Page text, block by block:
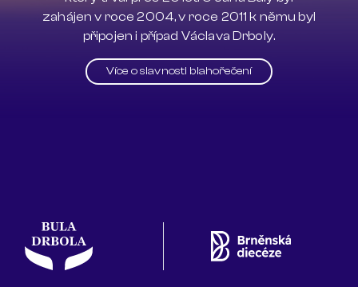
zahájen v roce 2004, v roce 2011 k němu byl
připojen i případ Václava Drboly.
Více o slavnosti blahořečení